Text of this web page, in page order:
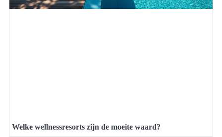
Welke wellnessresorts zijn de moeite waard?